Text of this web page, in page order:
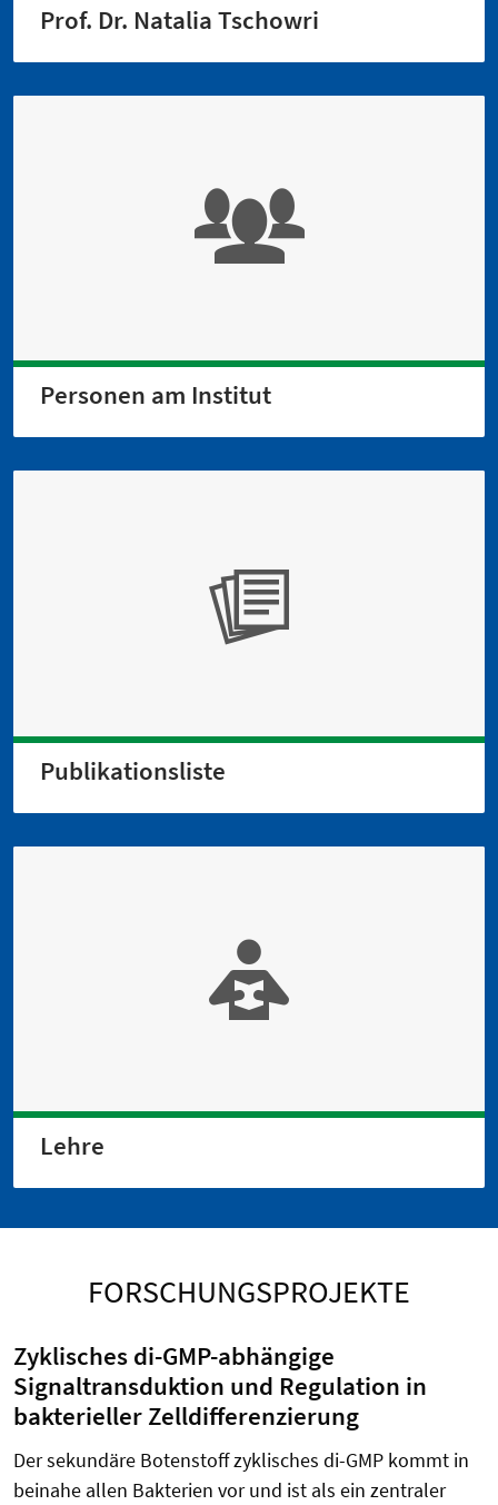
Prof. Dr. Natalia Tschowri
Personen am Institut
Publi­kations­liste
Lehre
FORSCHUNGSPROJEKTE
Zyklisches di-GMP-abhängige
Signaltransduktion und Regulation in
bakterieller Zelldifferenzierung
Der sekundäre Botenstoff zyklisches di-GMP kommt in
beinahe allen Bakterien vor und ist als ein zentraler